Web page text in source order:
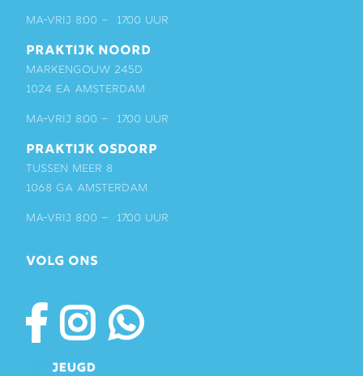
ma-vrij 8:00 – 17:00 uur
PRAKTIJK NOORD
Markengouw 245D
1024 EA Amsterdam
ma-vrij 8:00 – 17:00 uur
PRAKTIJK OSDORP
Tussen Meer 8
1068 GA Amsterdam
ma-vrij 8:00 – 17:00 uur
VOLG ONS